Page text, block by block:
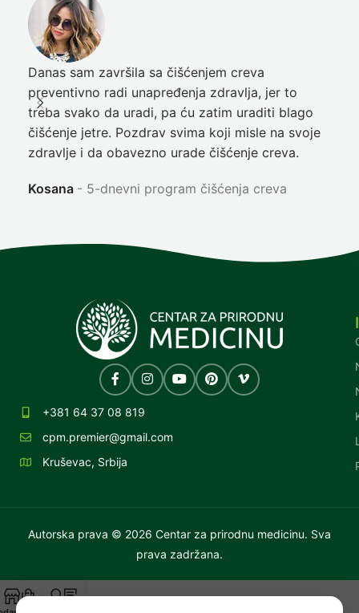
Danas sam završila sa čišćenjem creva
preventivno radi unapređenja zdravlja, jer to
treba svako da uradi, pa ću zatim uraditi blago
čišćenje jetre. Pozdrav svima koji misle na svoje
zdravlje i da obavezno urade čišćenje creva.
Kosana 5-dnevni program čišćenja creva
+381 64 37 08 819
cpm.premier@gmail.com
Kruševac, Srbija
Autorska prava © 2026 Centar za prirodnu medicinu. Sva
prava zadržana.